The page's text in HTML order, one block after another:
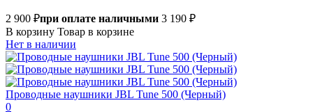
2 900 ₽при оплате наличными 3 190 ₽
В корзину Товар в корзине
Нет в наличии
Проводные наушники JBL Tune 500 (Черный)
0